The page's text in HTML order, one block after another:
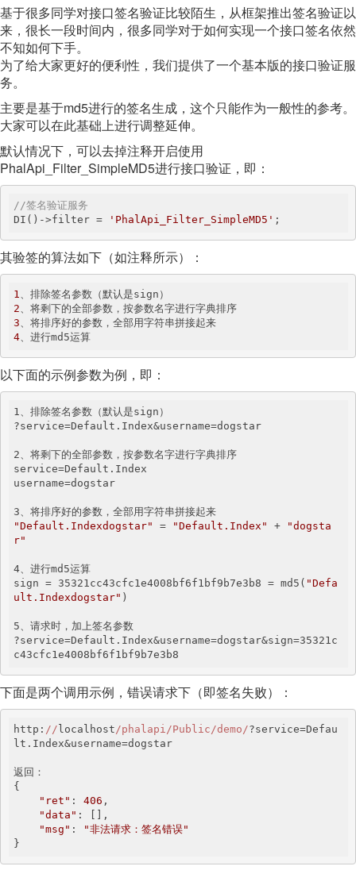
基于很多同学对接口签名验证比较陌生，从框架推出签名验证以
来，很长一段时间内，很多同学对于如何实现一个接口签名依然
不知如何下手。
为了给大家更好的便利性，我们提供了一个基本版的接口验证服
务。
主要是基于md5进行的签名生成，这个只能作为一般性的参考。
大家可以在此基础上进行调整延伸。
默认情况下，可以去掉注释开启使用
PhalApi_Filter_SimpleMD5进行接口验证，即：
//签名验证服务
DI()->filter =
'PhalApi_Filter_SimpleMD5' ;
其验签的算法如下（如注释所示）：
1
2
3
4、进行md5运算
以下面的示例参数为例，即：
1、排除签名参数（默认是sign）
?service=Default.Index&username=dogstar
2、将剩下的全部参数，按参数名字进行字典排序
service=Default.Index
username=dogstar
"Default.Indexdogstar"
= "Default.Index" +
"dogsta
r"
4、进行md5运算
sign = 35321cc43cfc1e4008bf6f1bf9b7e3b8 = md5( "Defa
ult.Indexdogstar" )
5、请求时，加上签名参数
?service=Default.Index&username=dogstar&sign=35321c
c43cfc1e4008bf6f1bf9b7e3b8
下面是两个调用示例，错误请求下（即签名失败）：
http: // localhost/phalapi/Public/demo/?service=Defau
lt.Index&username=dogstar
返回：
{
"ret" : 406 ,
"data" : [],
"msg" :
"非法请求：签名错误"
}